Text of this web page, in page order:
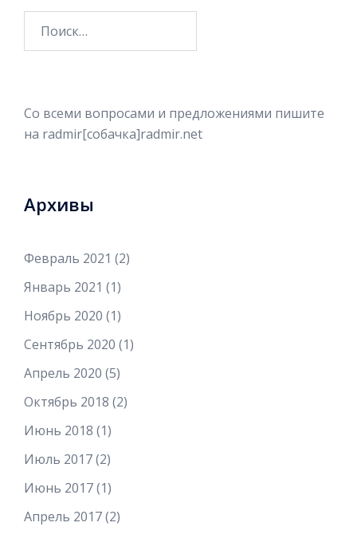
Со всеми вопросами и предложениями пишите
на radmir[собачка]radmir.net
Архивы
Февраль 2021 (2)
Январь 2021 (1)
Ноябрь 2020 (1)
Сентябрь 2020 (1)
Апрель 2020 (5)
Октябрь 2018 (2)
Июнь 2018 (1)
Июль 2017(2)
Июнь 2017(1)
Апрель 2017(2)